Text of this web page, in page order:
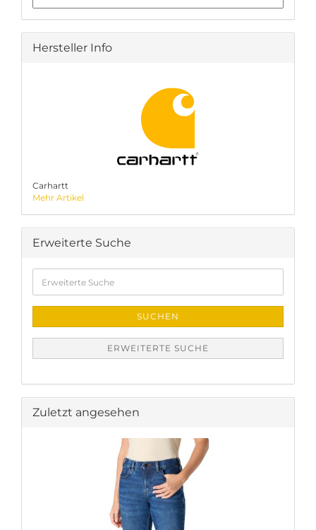
Hersteller Info
Carhartt
Mehr Artikel
Erweiterte Suche
Suche
SUCHEN
ERWEITERTE SUCHE
Zuletzt angesehen